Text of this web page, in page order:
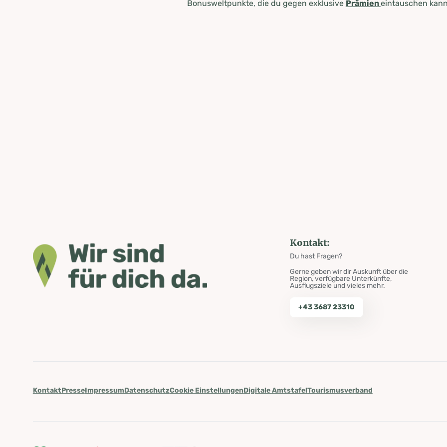
Bonusweltpunkte, die du gegen exklusive Prämieneintauschen
Kontakt:
Du hast Fragen?
Gerne geben wir dir Auskunft über die
Region, verfügbare Unterkünfte,
Ausflugsziele und vieles mehr.
+43 3687 23310
KontaktPresseImpressumDatenschutzCookie EinstellungenDigitale AmtstafelTourismusverband